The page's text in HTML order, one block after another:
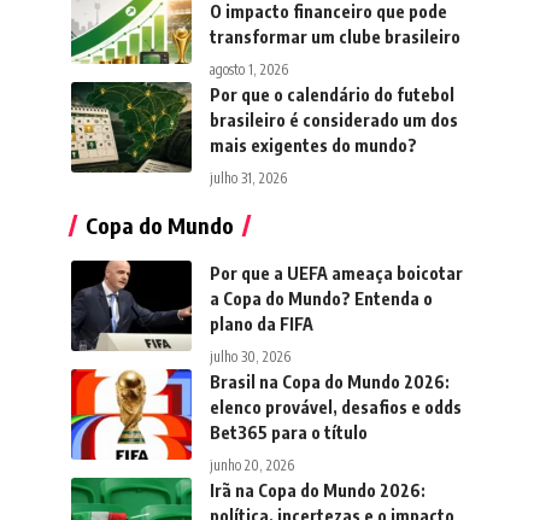
O impacto financeiro que pode
transformar um clube brasileiro
agosto 1, 2026
Por que o calendário do futebol
brasileiro é considerado um dos
mais exigentes do mundo?
julho 31, 2026
Copa do Mundo
Por que a UEFA ameaça boicotar
a Copa do Mundo? Entenda o
plano da FIFA
julho 30, 2026
Brasil na Copa do Mundo 2026:
elenco provável, desafios e odds
Bet365 para o título
junho 20, 2026
Irã na Copa do Mundo 2026: